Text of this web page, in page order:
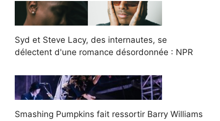
Syd et Steve Lacy, des internautes, se
délectent d'une romance désordonnée : NPR
Smashing Pumpkins fait ressortir Barry Williams